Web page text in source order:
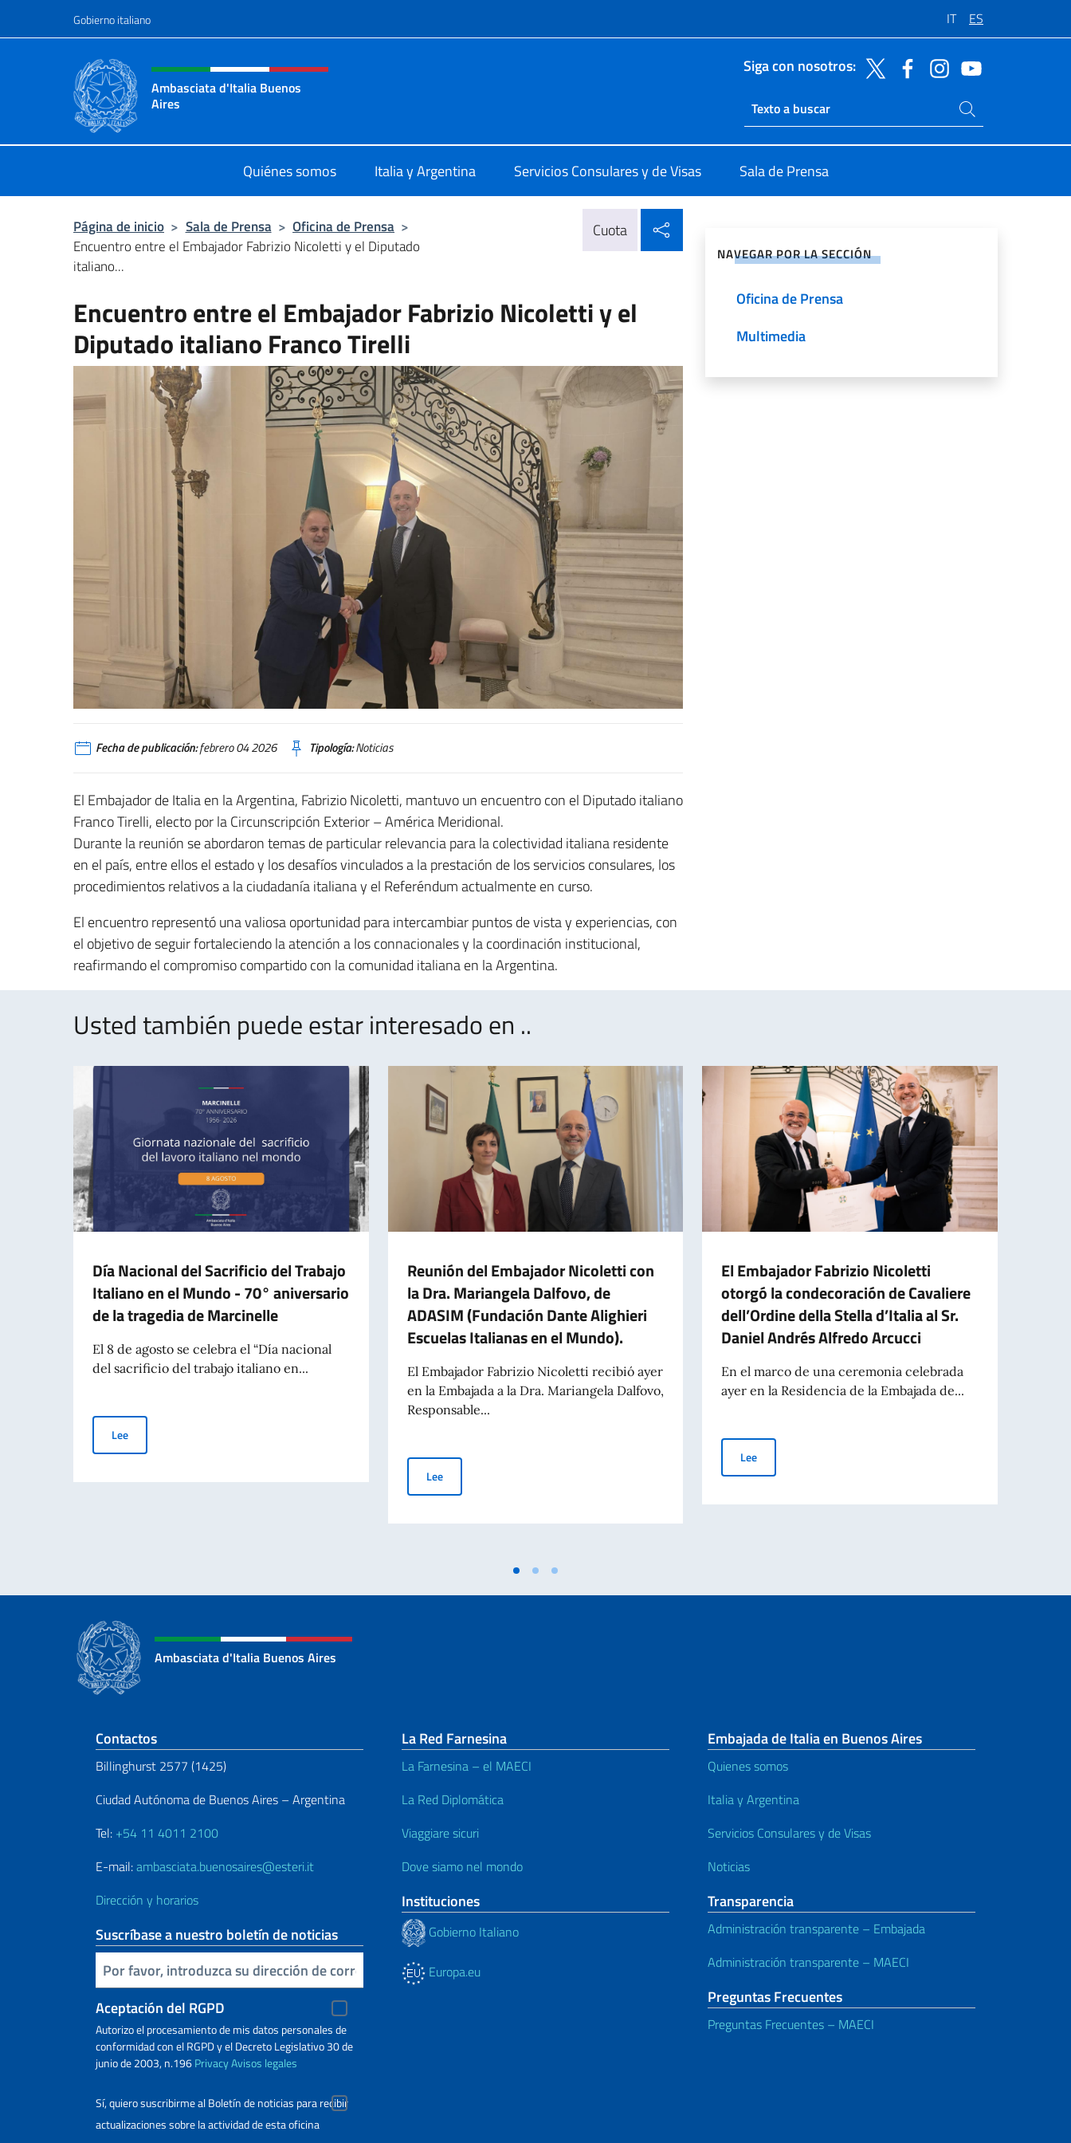
Gobierno italiano IT ES
Encabezado del sitio web, redes sociales y menú
Ambasciata d'Italia Buenos
Aires
Siga con nosotros:
Ricerca sito live
Buscar en el sitio
Quiénes somos Italia y Argentina Servicios Consulares y de Visas Sala de Prensa
Página de inicio > Sala de Prensa > Oficina de Prensa >
Encuentro entre el Embajador Fabrizio Nicoletti y el Diputado
italiano...
Cuota
Encuentro entre el Embajador Fabrizio Nicoletti y el
Diputado italiano Franco Tirelli
Fecha de publicación:febrero 04 2026 Tipología:Noticias
El Embajador de Italia en la Argentina, Fabrizio Nicoletti, mantuvo un encuentro con el Diputado italiano
Franco Tirelli, electo por la Circunscripción Exterior – América Meridional.
Durante la reunión se abordaron temas de particular relevancia para la colectividad italiana residente
en el país, entre ellos el estado y los desafíos vinculados a la prestación de los servicios consulares, los
procedimientos relativos a la ciudadanía italiana y el Referéndum actualmente en curso.
El encuentro representó una valiosa oportunidad para intercambiar puntos de vista y experiencias, con
el objetivo de seguir fortaleciendo la atención a los connacionales y la coordinación institucional,
reafirmando el compromiso compartido con la comunidad italiana en la Argentina.
NAVEGAR POR LA SECCIÓN
Oficina de Prensa
Multimedia
Usted también puede estar interesado en ..
Día Nacional del Sacrificio del Trabajo
Italiano en el Mundo - 70° aniversario
de la tragedia de Marcinelle
El 8 de agosto se celebra el “Día nacional
del sacrificio del trabajo italiano en...
LeeDía Nacional del Sacrificio del Trabajo Italiano en el Mundo - 70° aniversario de la tragedia de Marcinelle
Reunión del Embajador Nicoletti con
la Dra. Mariangela Dalfovo, de
ADASIM (Fundación Dante Alighieri
Escuelas Italianas en el Mundo).
El Embajador Fabrizio Nicoletti recibió ayer
en la Embajada a la Dra. Mariangela Dalfovo,
Responsable...
LeeReunión del Embajador Nicoletti con la Dra. Mariangela Dalfovo, de ADASIM (Fundación Dante Alighieri Escuelas Italianas en el
El Embajador Fabrizio Nicoletti
otorgó la condecoración de Cavaliere
dell’Ordine della Stella d’Italia al Sr.
Daniel Andrés Alfredo Arcucci
En el marco de una ceremonia celebrada
ayer en la Residencia de la Embajada de...
LeeEl Embajador Fabrizio Nicoletti otorgó la condecoración de
Ambasciata d'Italia Buenos Aires
Sezione footer
Contactos
Billinghurst 2577 (1425)
Ciudad Autónoma de Buenos Aires – Argentina
Tel: +54 11 4011 2100
E-mail:ambasciata.buenosaires@esteri.it
Dirección y horarios
Suscríbase a nuestro boletín de noticias
Inserta tu correo electronico
Aceptación del RGPD
Autorizo ​​el procesamiento de mis datos personales de
conformidad con el RGPD y el Decreto Legislativo 30 de
junio de 2003, n.196PrivacyAvisos legales
Sí, quiero suscribirme al Boletín de noticias para recibir
actualizaciones sobre la actividad de esta oficina
La Red Farnesina
La Farnesina – el MAECI
La Red Diplomática
Viaggiare sicuri
Dove siamo nel mondo
Instituciones
Gobierno Italiano
Europa.eu
Embajada de Italia en Buenos Aires
Quienes somos
Italia y Argentina
Servicios Consulares y de Visas
Noticias
Transparencia
Administración transparente – Embajada
Administración transparente – MAECI
Preguntas Frecuentes
Preguntas Frecuentes – MAECI